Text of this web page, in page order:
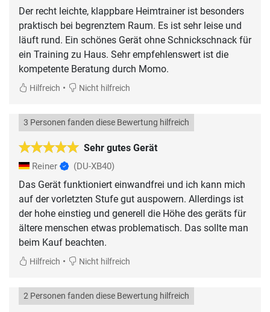
Der recht leichte, klappbare Heimtrainer ist besonders
praktisch bei begrenztem Raum. Es ist sehr leise und
läuft rund. Ein schönes Gerät ohne Schnickschnack für
ein Training zu Haus. Sehr empfehlenswert ist die
kompetente Beratung durch Momo.
Hilfreich • Nicht hilfreich
Sehr gutes Gerät
3 Personen fanden diese Bewertung hilfreich
Reiner (DU-XB40)
Das Gerät funktioniert einwandfrei und ich kann mich
auf der vorletzten Stufe gut auspowern. Allerdings ist
der hohe einstieg und generell die Höhe des geräts für
ältere menschen etwas problematisch. Das sollte man
beim Kauf beachten.
Hilfreich • Nicht hilfreich
2 Personen fanden diese Bewertung hilfreich